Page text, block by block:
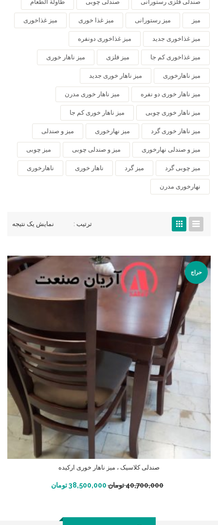
صندلی فلزی رستورانی صندلی چوبی طاولة الطعام
میز میز رستورانی میز غذا خوری میز غذاخوری
میز غذاخوری جدید میز غذاخوری دونفره
میز غذاخوری کم جا میز فلزی میز ناهار خوری
میز ناهارخوری میز ناهار خوری جدید
میز ناهار خوری دو نفره میز ناهار خوری مدرن
میز ناهار خوری چوبی میز ناهار خوری کم جا
میز ناهار خوری گرد میز نهارخوری میز و صندلی
میز و صندلی نهارخوری میز و صندلی چوبی میز چوبی
میز چوبی گرد میز گرد ناهار خوری ناهارخوری
نهارخوری مدرن
نمایش یک نتیجه ترتیب :
حراج
صندلی کلاسیک ، میز ناهار خوری ارکیده
40,700,000تومان 38,500,000 تومان افزودن به سبد خرید